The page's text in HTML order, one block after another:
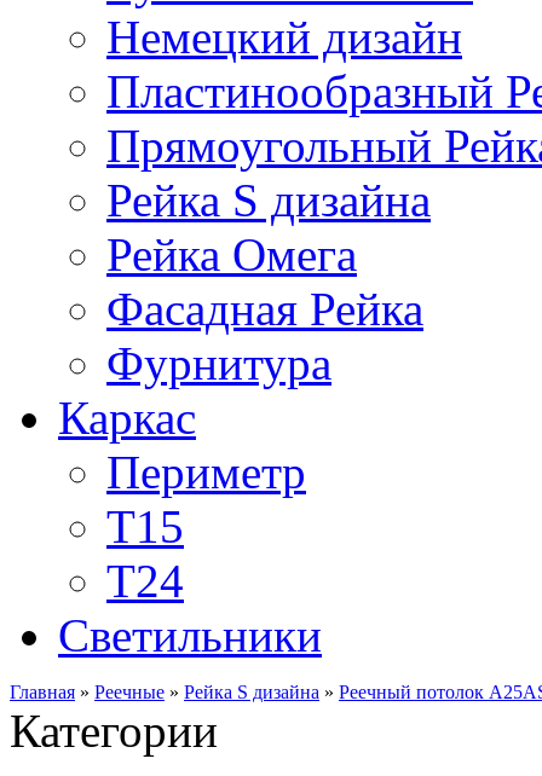
Немецкий дизайн
Пластинообразный
Прямоугольный
Рейка S дизайна
Рейка Омега
Фасадная Рейка
Фурнитура
Каркас
Периметр
Т15
Т24
Светильники
Главная » Реечные » Рейка S дизайна » Реечный потолок
Категории